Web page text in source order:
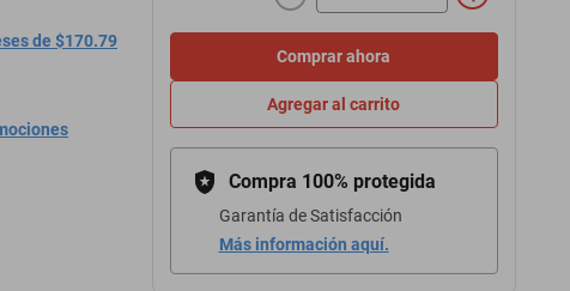
de $170.79
Comprar ahora
Agregar al carrito
Compra 100% protegida
Garantía de Satisfacción
Más información aquí.